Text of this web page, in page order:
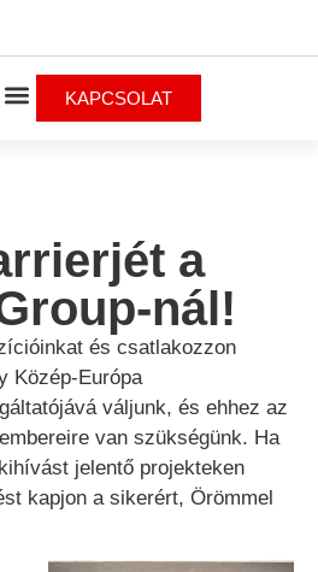
KAPCSOLAT
a
nál!
és csatlakozzon
Közép-Európa
váljunk, és ehhez az
van szükségünk. Ha
jelentő projekteken
kapjon a sikerért, Örömmel